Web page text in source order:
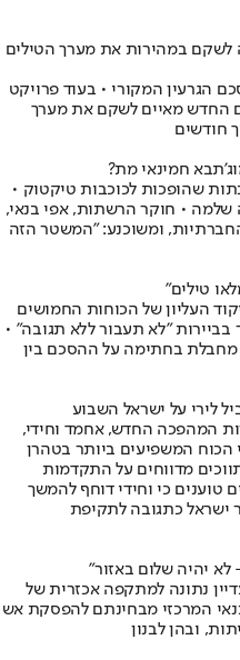
לשקם במהירות את מערך הטילים
הגרעין המקורי • בעוד פרויקט
החדש מאיים לשקם את מערך
חודשים
שהופכות לכוכבות טיקטוק •
• חוקר הרשתות, אפי בנאי,
ומשוכנע: "המשטר הזה
טילים"
העליון של הכוחות החמושים
בביירות "לא תעבור ללא תגובה" •
מחבלת בחתימה על ההסכם בין
לירי על ישראל השבוע
המהפכה החדש, אחמד וחידי,
הכוח המשפיעים ביותר בטהרן
מדווחים על התקדמות
טוענים כי וחידי דוחף להמשך
ישראל כתגובה לתקיפת
יהיה שלום באזור"
נתונה למתקפה אכזרית של
המרכזי מבחינתם להפסקת אש
ובהן לבנון